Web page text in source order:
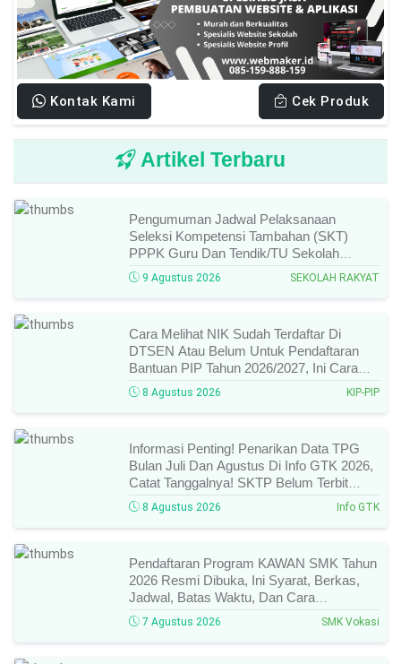
Kontak Kami Cek Produk
Artikel Terbaru
Pengumuman Jadwal Pelaksanaan
Seleksi Kompetensi Tambahan (SKT)
PPPK Guru Dan Tendik/TU Sekolah
Rakyat Di Kemensos Tahun 2026, Ini
Jadwal Dan Ketentuan Lengkapnya!
9 Agustus 2026 SEKOLAH RAKYAT
Cara Melihat NIK Sudah Terdaftar Di
DTSEN Atau Belum Untuk Pendaftaran
Bantuan PIP Tahun 2026/2027, Ini Cara
Cek Dan Syarat Perubahan Desil!
8 Agustus 2026 KIP-PIP
Informasi Penting! Penarikan Data TPG
Bulan Juli Dan Agustus Di Info GTK 2026,
Catat Tanggalnya! SKTP Belum Terbit
Januari–Juni, Ini Prosesnya!
8 Agustus 2026 Info GTK
Pendaftaran Program KAWAN SMK Tahun
2026 Resmi Dibuka, Ini Syarat, Berkas,
Jadwal, Batas Waktu, Dan Cara
Pendaftarannya!
7 Agustus 2026 SMK Vokasi